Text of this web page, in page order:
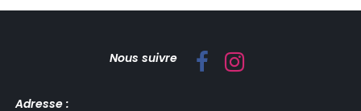
Nous suivre
Adresse :